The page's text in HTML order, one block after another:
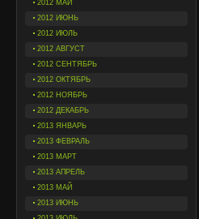
2012 МАЙ
2012 ИЮНЬ
2012 ИЮЛЬ
2012 АВГУСТ
2012 СЕНТЯБРЬ
2012 ОКТЯБРЬ
2012 НОЯБРЬ
2012 ДЕКАБРЬ
2013 ЯНВАРЬ
2013 ФЕВРАЛЬ
2013 МАРТ
2013 АПРЕЛЬ
2013 МАЙ
2013 ИЮНЬ